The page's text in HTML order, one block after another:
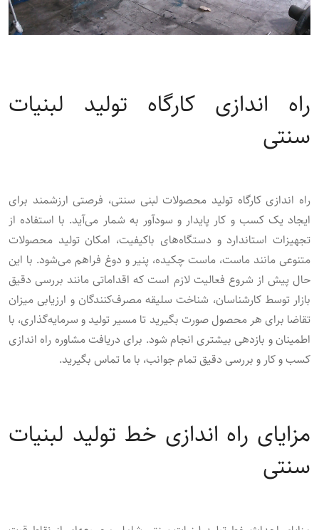
راه اندازی کارگاه تولید لبنیات
سنتی
راه‌ اندازی کارگاه تولید محصولات لبنی سنتی، فرصتی ارزشمند برای
ایجاد یک کسب ‌و کار پایدار و سودآور به شمار می‌آید. با استفاده از
تجهیزات استاندارد و دستگاه‌های باکیفیت، امکان تولید محصولات
متنوعی مانند ماست، ماست چکیده، پنیر و دوغ فراهم می‌شود. با این
حال پیش از شروع فعالیت لازم است که اقداماتی مانند بررسی دقیق
بازار توسط کارشناسان، شناخت سلیقه مصرف‌کنندگان و ارزیابی میزان
تقاضا برای هر محصول صورت بگیرید تا مسیر تولید و سرمایه‌گذاری، با
اطمینان و بازدهی بیشتری انجام شود. برای دریافت مشاوره راه اندازی
کسب و کار و بررسی دقیق تمام جوانب، با ما تماس بگیرید.
مزایای راه اندازی خط تولید لبنیات
سنتی